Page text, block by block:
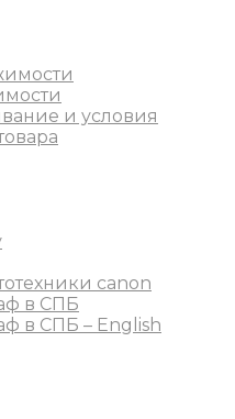
и условия
canon
в СПБ
в СПБ – English